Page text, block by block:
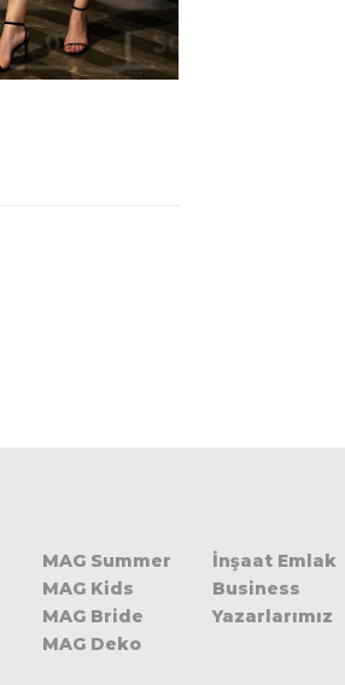
MAG Summer
MAG Kids
MAG Bride
MAG Deko
İnşaat Emlak
Business
Yazarlarımız